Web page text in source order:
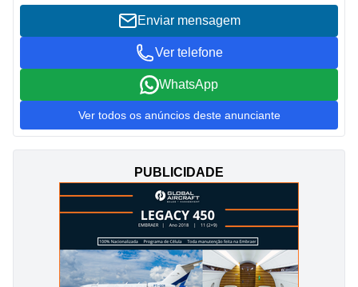
Enviar mensagem
Ver telefone
WhatsApp
Ver todos os anúncios deste anunciante
PUBLICIDADE